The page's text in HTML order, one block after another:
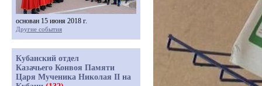
основан 15 июня 2018 г.
Другие события
Кубанский отдел
Казачьего Конвоя Памяти
Царя Мученика Николая II на